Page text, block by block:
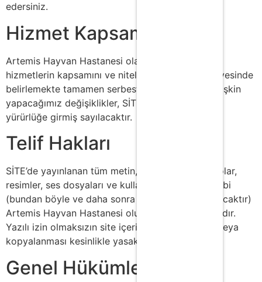
edersiniz.
Hizmet Kapsamı
Artemis Hayvan Hastanesi olarak, sunacağımız
hizmetlerin kapsamını ve niteliğini, yasalar çerçevesinde
belirlemekte tamamen serbest olup; hizmetlere ilişkin
yapacağımız değişiklikler, SİTE’de yayınlanmakla
yürürlüğe girmiş sayılacaktır.
Telif Hakları
SİTE’de yayınlanan tüm metin, kod, grafikler, logolar,
resimler, ses dosyaları ve kullanılan yazılımın sahibi
(bundan böyle ve daha sonra “içerik” olarak anılacaktır)
Artemis Hayvan Hastanesi olup, tüm hakları saklıdır.
Yazılı izin olmaksızın site içeriğinin çoğaltılması veya
kopyalanması kesinlikle yasaktır.
Genel Hükümler